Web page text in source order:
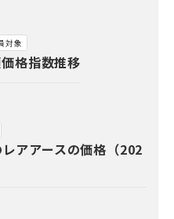
対象
格指数推移
アアースの価格（202